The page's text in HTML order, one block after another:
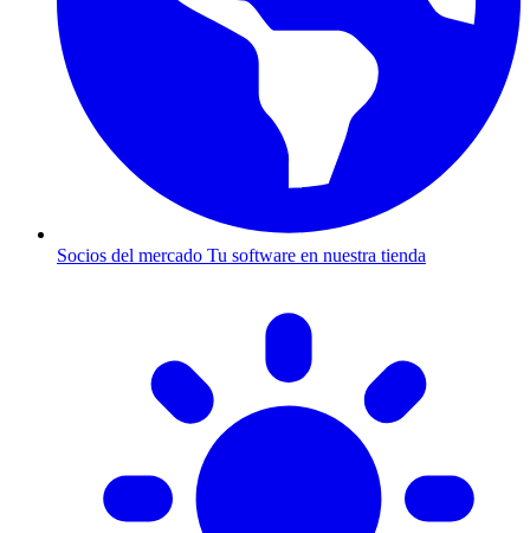
Socios del mercado Tu software en nuestra tienda